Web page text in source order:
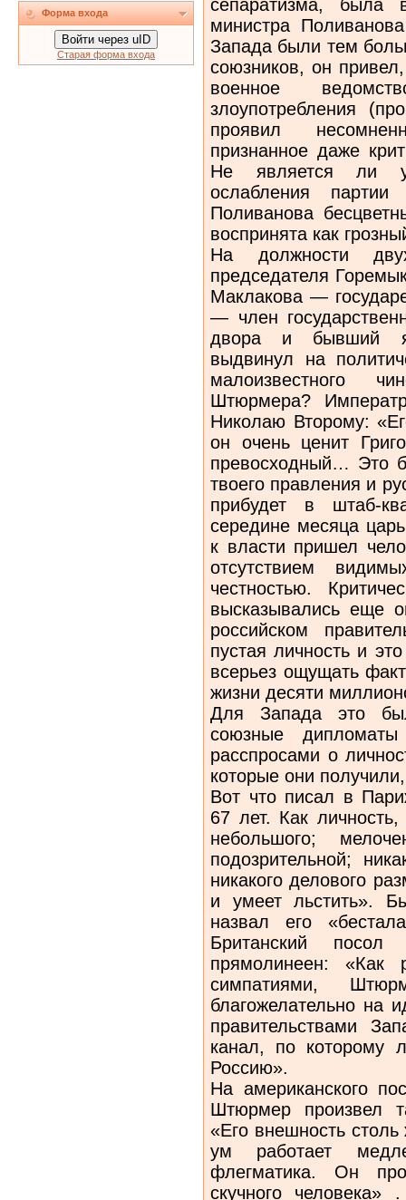
Форма входа
Войти через uID
Старая форма входа
сепаратизма, была
министра
Запада были тем
союзников, он
военное
злоупотребления
проявил
признанное даже
Не является ли
ослабления
Поливанова
воспринята как
На должности
председателя
Маклакова —
— член
двора и бывший
выдвинул на
малоизвестного
Штюрмера?
Николаю Второму:
он очень ценит
превосходный… Это
твоего правления и
прибудет в штаб-
середине месяца
к власти пришел
отсутствием
честностью.
высказывались еще
российском
пустая личность и
всерьез ощущать
жизни десяти
Для Запада это
союзные
расспросами о
которые они
Вот что писал в
67 лет. Как
небольшого;
подозрительной;
никакого делового
и умеет льстить».
назвал его
Британский посол
прямолинеен: «Как
симпатиями,
благожелательно на
правительствами
канал, по которому
Россию».
На американского
Штюрмер произвел
«Его внешность
ум работает
флегматика. Он
скучного